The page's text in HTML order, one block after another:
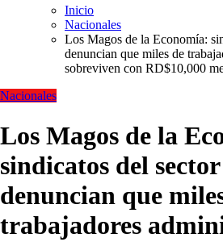
Inicio
Nacionales
Los Magos de la Economía:
denuncian que miles de
sobreviven con RD$10,000
Nacionales
Los Magos de la
sindicatos del
denuncian que
trabajadores